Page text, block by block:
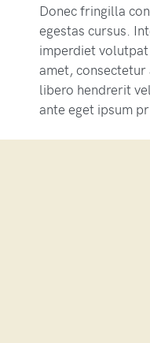
Donec fringilla
egestas cursus.
imperdiet
amet,
libero hendrerit
ante eget ipsum